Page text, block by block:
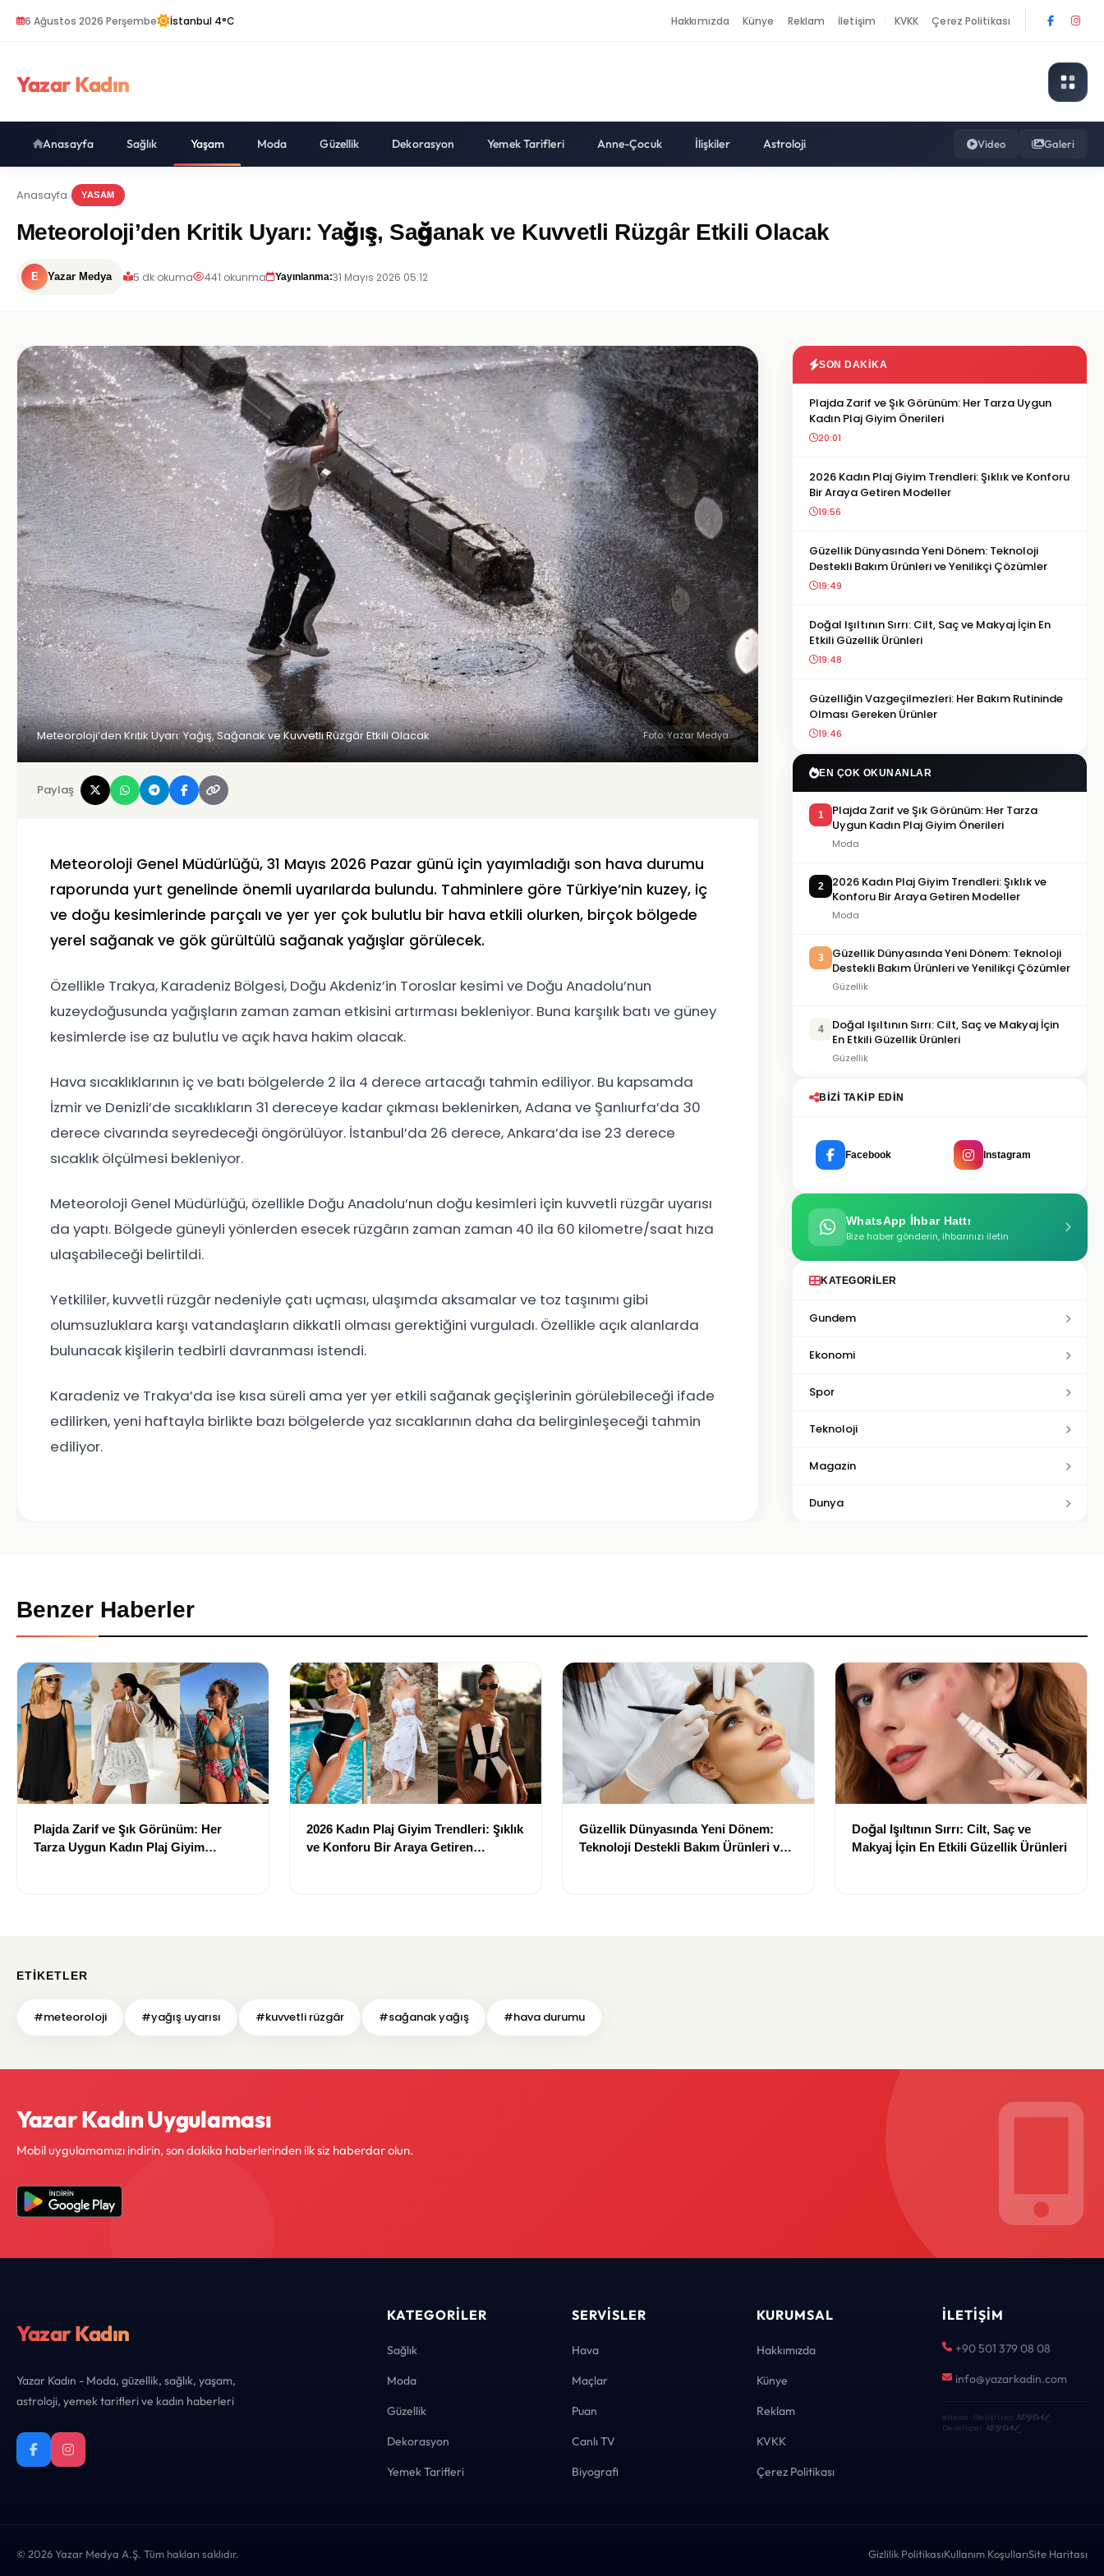
6 Ağustos 2026 Perşembe İstanbul 4°C Hakkımızda Künye Reklam İletişim KVKK Çerez Politikası
Yazar Kadın
Anasayfa Sağlık Yaşam Moda Güzellik Dekorasyon Yemek Tarifleri Anne-Çocuk İlişkiler Astroloji Video Galeri
Anasayfa YASAM
Meteoroloji’den Kritik Uyarı: Yağış, Sağanak ve Kuvvetli Rüzgâr Etkili Olacak
E Yazar Medya 5 dk okuma 441 okunma Yayınlanma:31 Mayıs 2026 05:12
Meteoroloji’den Kritik Uyarı: Yağış, Sağanak ve Kuvvetli Rüzgâr Etkili Olacak Foto: Yazar Medya
Paylaş
Meteoroloji Genel Müdürlüğü, 31 Mayıs 2026 Pazar günü için yayımladığı son hava durumu
raporunda yurt genelinde önemli uyarılarda bulundu. Tahminlere göre Türkiye’nin kuzey, iç
ve doğu kesimlerinde parçalı ve yer yer çok bulutlu bir hava etkili olurken, birçok bölgede
yerel sağanak ve gök gürültülü sağanak yağışlar görülecek.
Özellikle Trakya, Karadeniz Bölgesi, Doğu Akdeniz’in Toroslar kesimi ve Doğu Anadolu’nun
kuzeydoğusunda yağışların zaman zaman etkisini artırması bekleniyor. Buna karşılık batı ve güney
kesimlerde ise az bulutlu ve açık hava hakim olacak.
Hava sıcaklıklarının iç ve batı bölgelerde 2 ila 4 derece artacağı tahmin ediliyor. Bu kapsamda
İzmir ve Denizli’de sıcaklıkların 31 dereceye kadar çıkması beklenirken, Adana ve Şanlıurfa’da 30
derece civarında seyredeceği öngörülüyor. İstanbul’da 26 derece, Ankara’da ise 23 derece
sıcaklık ölçülmesi bekleniyor.
Meteoroloji Genel Müdürlüğü, özellikle Doğu Anadolu’nun doğu kesimleri için kuvvetli rüzgâr uyarısı
da yaptı. Bölgede güneyli yönlerden esecek rüzgârın zaman zaman 40 ila 60 kilometre/saat hıza
ulaşabileceği belirtildi.
Yetkililer, kuvvetli rüzgâr nedeniyle çatı uçması, ulaşımda aksamalar ve toz taşınımı gibi
olumsuzluklara karşı vatandaşların dikkatli olması gerektiğini vurguladı. Özellikle açık alanlarda
bulunacak kişilerin tedbirli davranması istendi.
Karadeniz ve Trakya’da ise kısa süreli ama yer yer etkili sağanak geçişlerinin görülebileceği ifade
edilirken, yeni haftayla birlikte bazı bölgelerde yaz sıcaklarının daha da belirginleşeceği tahmin
ediliyor.
SON DAKIKA
Plajda Zarif ve Şık Görünüm: Her Tarza Uygun
Kadın Plaj Giyim Önerileri
20:01
2026 Kadın Plaj Giyim Trendleri: Şıklık ve Konforu
Bir Araya Getiren Modeller
19:56
Güzellik Dünyasında Yeni Dönem: Teknoloji
Destekli Bakım Ürünleri ve Yenilikçi Çözümler
19:49
Doğal Işıltının Sırrı: Cilt, Saç ve Makyaj İçin En
Etkili Güzellik Ürünleri
19:48
Güzelliğin Vazgeçilmezleri: Her Bakım Rutininde
Olması Gereken Ürünler
19:46
EN ÇOK OKUNANLAR
1
Plajda Zarif ve Şık Görünüm: Her Tarza
Uygun Kadın Plaj Giyim Önerileri
Moda
2
2026 Kadın Plaj Giyim Trendleri: Şıklık ve
Konforu Bir Araya Getiren Modeller
Moda
3
Güzellik Dünyasında Yeni Dönem: Teknoloji
Destekli Bakım Ürünleri ve Yenilikçi Çözümler
Güzellik
4
Doğal Işıltının Sırrı: Cilt, Saç ve Makyaj İçin
En Etkili Güzellik Ürünleri
Güzellik
BIZI TAKIP EDIN
Facebook Instagram
WhatsApp İhbar Hattı
Bize haber gönderin, ihbarınızı iletin
KATEGORILER
Gundem
Ekonomi
Spor
Teknoloji
Magazin
Dunya
Benzer Haberler
Plajda Zarif ve Şık Görünüm: Her
Tarza Uygun Kadın Plaj Giyim
2026 Kadın Plaj Giyim Trendleri: Şıklık
ve Konforu Bir Araya Getiren
Güzellik Dünyasında Yeni Dönem:
Teknoloji Destekli Bakım Ürünleri ve
Doğal Işıltının Sırrı: Cilt, Saç ve
Makyaj İçin En Etkili Güzellik Ürünleri
ETIKETLER
#meteoroloji #yağış uyarısı #kuvvetli rüzgâr #sağanak yağış #hava durumu
Yazar Kadın Uygulaması
Mobil uygulamamızı indirin, son dakika haberlerinden ilk siz haberdar olun.
Yazar Kadın
Yazar Kadın - Moda, güzellik, sağlık, yaşam,
astroloji, yemek tarifleri ve kadın haberleri
KATEGORILER
Sağlık
Moda
Güzellik
Dekorasyon
Yemek Tarifleri
SERVISLER
Hava
Maçlar
Puan
Canlı TV
Biyografi
KURUMSAL
Hakkımızda
Künye
Reklam
KVKK
Çerez Politikası
İLETIŞIM
+90 501 379 08 08
info@yazarkadin.com
eNews · Geliştirici KEYDAL·
Developer KEYDAL
© 2026 Yazar Medya A.Ş. Tüm hakları saklıdır. Gizlilik PolitikasıKullanım KoşullarıSite Haritası